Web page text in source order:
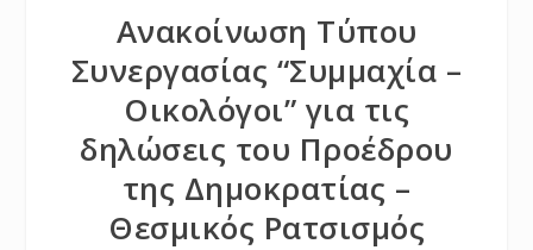
Ανακοίνωση Τύπου
Συνεργασίας “Συμμαχία –
Οικολόγοι” για τις
δηλώσεις του Προέδρου
της Δημοκρατίας –
Θεσμικός Ρατσισμός